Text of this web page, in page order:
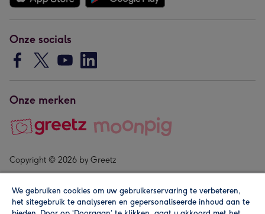
Onze socials
Onze merken
Copyright © 2026 by Greetz
We gebruiken cookies om uw gebruikerservaring te verbeteren,
het sitegebruik te analyseren en gepersonaliseerde inhoud aan te